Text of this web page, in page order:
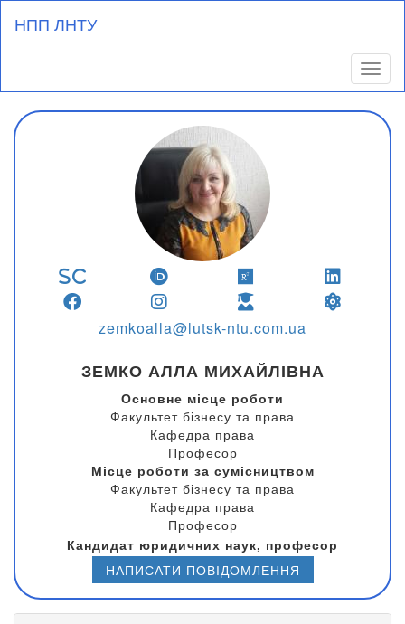
НПП ЛНТУ
ЗЕМКО АЛЛА МИХАЙЛІВНА
Основне місце роботи
Факультет бізнесу та права
Кафедра права
Професор
Місце роботи за сумісництвом
Факультет бізнесу та права
Кафедра права
Професор
zemkoalla@lutsk-ntu.com.ua
Кандидат юридичних наук, професор
НАПИСАТИ ПОВІДОМЛЕННЯ